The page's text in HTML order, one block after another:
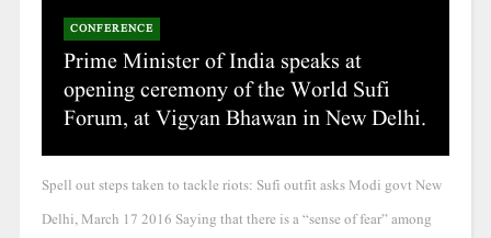
CONFERENCE
Prime Minister of India speaks at
opening ceremony of the World Sufi
Forum, at Vigyan Bhawan in New Delhi.
Spell out steps taken to tackle riots: Sufi outfit asks Modi govt New
Delhi, March 17 2016 Saying that there is a “sense of fear” among